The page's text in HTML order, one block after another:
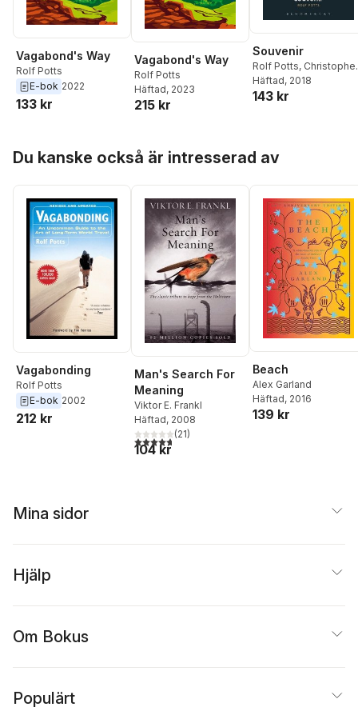
Vagabond's Way
Rolf Potts
E-bok 2022
133 kr
Vagabond's Way
Rolf Potts
Häftad, 2023
215 kr
Souvenir
Rolf Potts, Christopher
Schaberg,Ian Bogost
Häftad, 2018
143 kr
Du kanske också är intresserad av
Vagabonding
Rolf Potts
E-bok 2002
212 kr
Man's Search For
Meaning
Viktor E. Frankl
Häftad, 2008
4,7utav 5 stjärnor. Totalt antal röster:
(21)
104 kr
Beach
Alex Garland
Häftad, 2016
139 kr
Mina sidor
Hjälp
Om Bokus
Populärt